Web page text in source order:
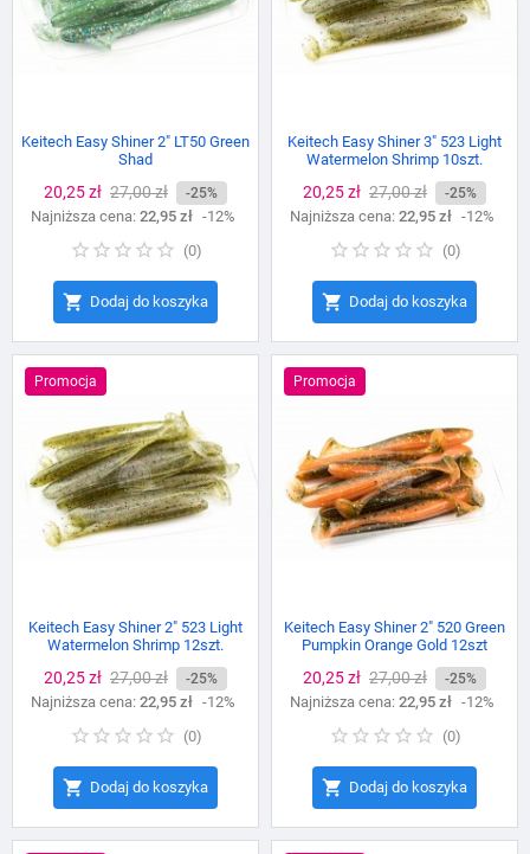
Keitech Easy Shiner 2" LT50 Green
Shad
Cena
20,25 zł Cena
podstawowa
27,00 zł -25%
Najniższa cena: 22,95 zł -12%
(0)
 Dodaj do koszyka
Keitech Easy Shiner 3" 523 Light
Watermelon Shrimp 10szt.
Cena
20,25 zł Cena
podstawowa
27,00 zł -25%
Najniższa cena: 22,95 zł -12%
(0)
 Dodaj do koszyka
Promocja
Keitech Easy Shiner 2" 523 Light
Watermelon Shrimp 12szt.
Cena
20,25 zł Cena
podstawowa
27,00 zł -25%
Najniższa cena: 22,95 zł -12%
(0)
 Dodaj do koszyka
Promocja
Keitech Easy Shiner 2" 520 Green
Pumpkin Orange Gold 12szt
Cena
20,25 zł Cena
podstawowa
27,00 zł -25%
Najniższa cena: 22,95 zł -12%
(0)
 Dodaj do koszyka